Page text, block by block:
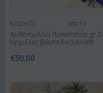
ΚΩΔΙΚΟΣ: chtr10
Ανθοπωλείο flowershop.gr
ορχιδέες βάντα.Exclusive!!!
€50.00